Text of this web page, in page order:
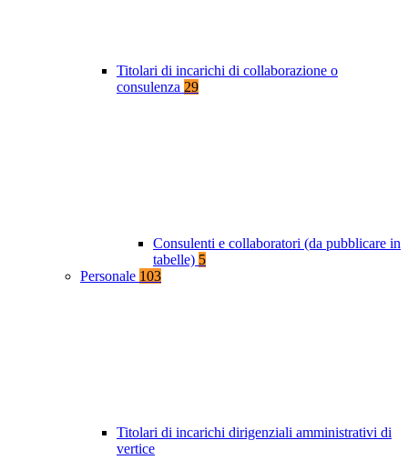
Titolari di incarichi di collaborazione o
consulenza 29
Consulenti e collaboratori (da pubblicare in
tabelle) 5
Personale 103
Titolari di incarichi dirigenziali amministrativi di
vertice